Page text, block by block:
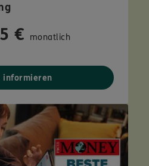
€ monatlich
informieren